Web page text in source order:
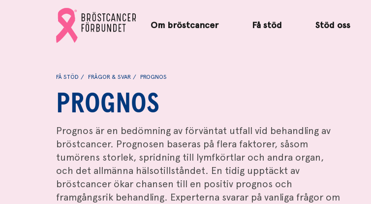
Gå
till
Bröstcancerförbundets
Om bröstcancer Få stöd Stöd oss
startsida
FÅ STÖD FRÅGOR & SVAR PROGNOS
PROGNOS
Prognos är en bedömning av förväntat utfall vid behandling av
bröstcancer. Prognosen baseras på flera faktorer, såsom
tumörens storlek, spridning till lymfkörtlar och andra organ,
och det allmänna hälsotillståndet. En tidig upptäckt av
bröstcancer ökar chansen till en positiv prognos och
framgångsrik behandling. Experterna svarar på vanliga frågor om